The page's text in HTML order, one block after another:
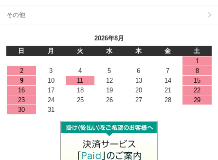
その他
2026年8月
日
月 火 水 木 金
土
1
2
3 4 5 6 7
8
9
10 11 12 13 14
15
16
17 18 19 20 21
22
23
24 25 26 27 28
29
30
31